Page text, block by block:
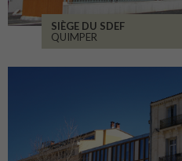
SIÈGE DU SDEF
QUIMPER